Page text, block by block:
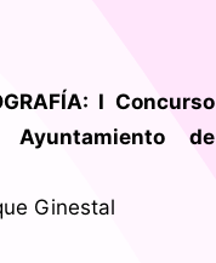
I Concurso
de
Ginestal